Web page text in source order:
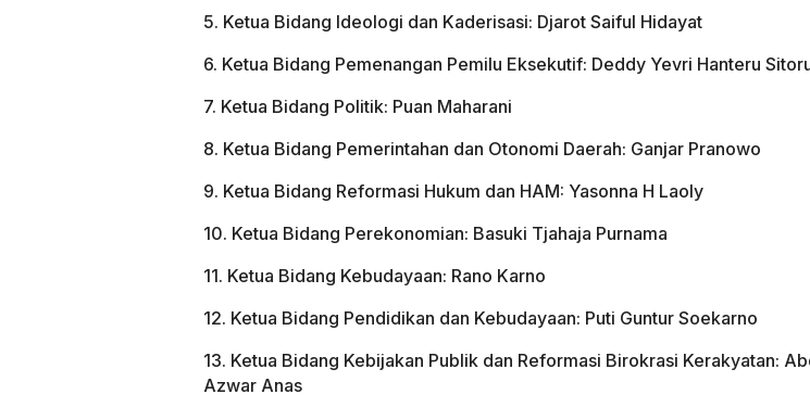
5. Ketua Bidang Ideologi dan Kaderisasi: Djarot Saiful Hidayat
6. Ketua Bidang Pemenangan Pemilu Eksekutif: Deddy Yevri Hanteru
7. Ketua Bidang Politik: Puan Maharani
8. Ketua Bidang Pemerintahan dan Otonomi Daerah: Ganjar Pranowo
9. Ketua Bidang Reformasi Hukum dan HAM: Yasonna H Laoly
10. Ketua Bidang Perekonomian: Basuki Tjahaja Purnama
11. Ketua Bidang Kebudayaan: Rano Karno
12. Ketua Bidang Pendidikan dan Kebudayaan: Puti Guntur Soekarno
13. Ketua Bidang Kebijakan Publik dan Reformasi Birokrasi Kerakyatan:
Azwar Anas